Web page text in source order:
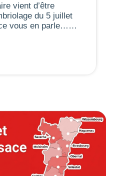
vient d’être
du 5 juillet
vous en parle……